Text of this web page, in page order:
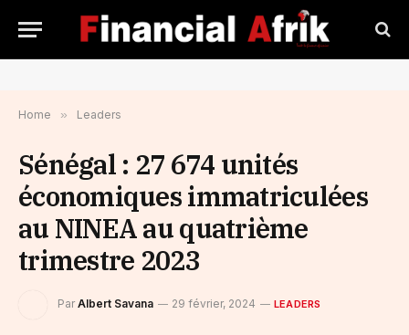
Home » Leaders
Sénégal : 27 674 unités
économiques immatriculées
au NINEA au quatrième
trimestre 2023
Par Albert Savana 29 février, 2024 LEADERS